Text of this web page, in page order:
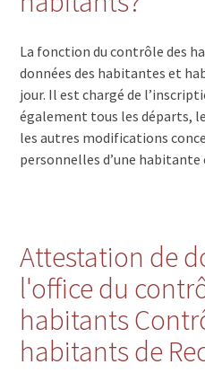
La fonction du contrôle des
données des habitantes et
jour. Il est chargé de
également tous les départs,
les autres modifications
personnelles d’une
Attestation de
l'office du
habitants
habitants de